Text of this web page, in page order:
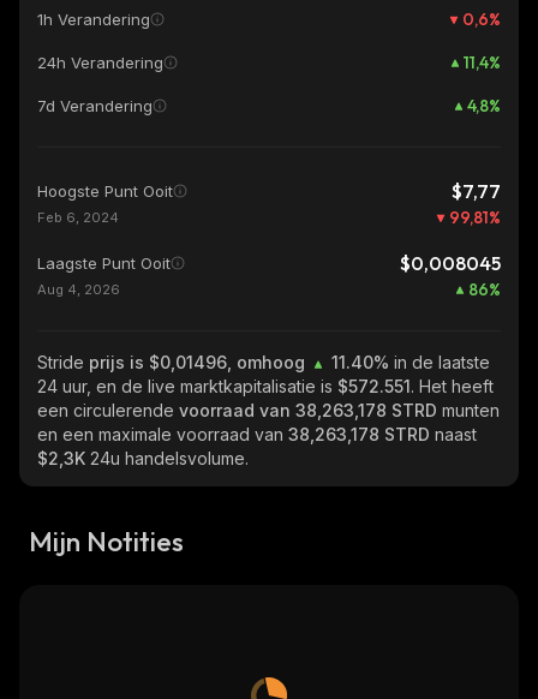
1h Verandering 0,6%
24h Verandering 11,4%
7d Verandering 4,8%
Hoogste Punt Ooit $7,77
Feb 6, 2024 99,81%
Laagste Punt Ooit $0,008045
Aug 4, 2026 86%
Stride prijs is $0,01496, omhoog 11.40% in de laatste
24 uur, en de live marktkapitalisatie is $572.551. Het heeft
een circulerende voorraad van 38,263,178 STRD munten
en een maximale voorraad van 38,263,178 STRD naast
$2,3K 24u handelsvolume.
Mijn Notities